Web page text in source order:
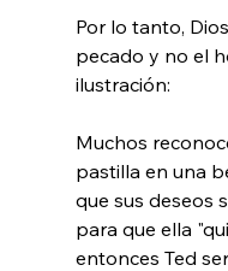
Por lo tanto,
pecado y no el
ilustración:
Muchos
pastilla en una
que sus deseos
para que ella
entonces Ted